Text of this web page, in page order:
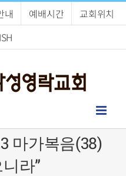
내 예배시간
교회위치
마가복음(38)
라”